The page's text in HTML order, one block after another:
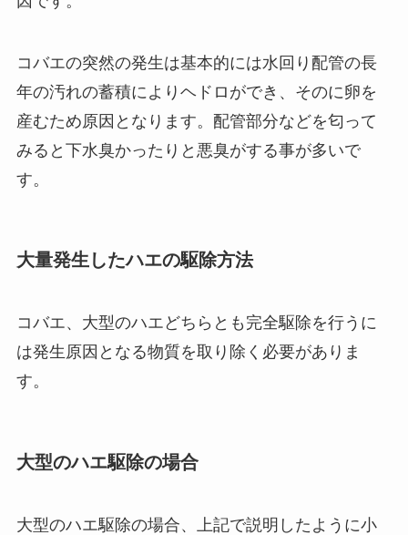
コバエの突然の発生は基本的には水回り配管の長
年の汚れの蓄積によりヘドロができ、そのに卵を
産むため原因となります。配管部分などを匂って
みると下水臭かったりと悪臭がする事が多いで
す。
大量発生したハエの駆除方法
コバエ、大型のハエどちらとも完全駆除を行うに
は発生原因となる物質を取り除く必要がありま
す。
大型のハエ駆除の場合
大型のハエ駆除の場合、上記で説明したように小